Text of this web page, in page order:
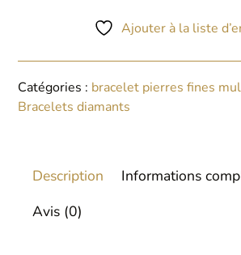
Ajouter à la liste
Catégories : bracelet pierres fines
Bracelets diamants
Description
Informations
Avis (0)